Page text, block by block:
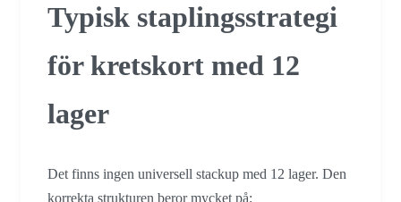
Typisk staplingsstrategi
för kretskort med 12
lager
Det finns ingen universell stackup med 12 lager. Den
korrekta strukturen beror mycket på: